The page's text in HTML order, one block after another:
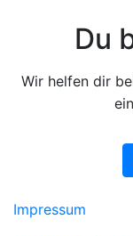
Du
Wir helfen dir
Impressum